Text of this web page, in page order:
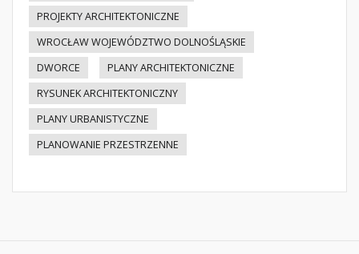
PROJEKTY ARCHITEKTONICZNE
WROCŁAW WOJEWÓDZTWO DOLNOŚLĄSKIE
DWORCE
PLANY ARCHITEKTONICZNE
RYSUNEK ARCHITEKTONICZNY
PLANY URBANISTYCZNE
PLANOWANIE PRZESTRZENNE